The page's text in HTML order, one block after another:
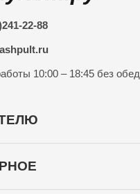
22-88
10:00 – 18:45 без